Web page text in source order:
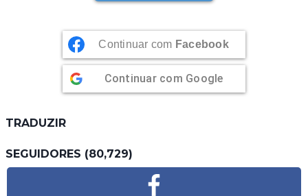
Continuar com Facebook
Continuar com Google
TRADUZIR
SEGUIDORES (80,729)